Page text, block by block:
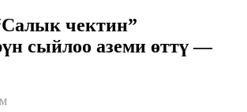
чектин”
сыйлоо аземи өттү —